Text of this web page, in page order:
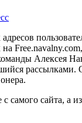
Алексея
рассылками.
самого сайта, а